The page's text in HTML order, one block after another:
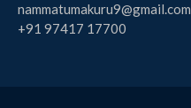
nammatumakuru9@gmail.com
+91 97417 17700